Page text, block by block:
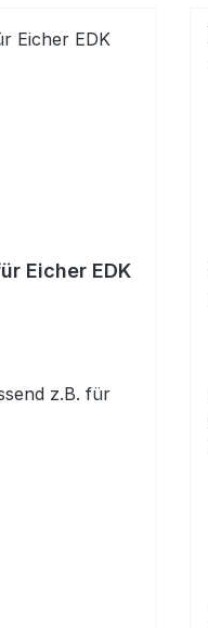
Eicher EDK
z.B. für